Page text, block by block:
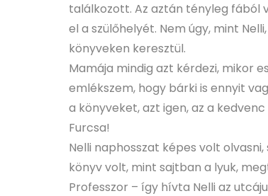
találkozott. Az aztán tényleg fából
el a szülőhelyét. Nem úgy, mint
könyveken keresztül.
Mamája mindig azt kérdezi, mikor
emlékszem, hogy bárki is ennyit
a könyveket, azt igen, az a
Furcsa!
Nelli naphosszat képes volt
könyv volt, mint sajtban a lyuk,
Professzor – így hívta Nelli az